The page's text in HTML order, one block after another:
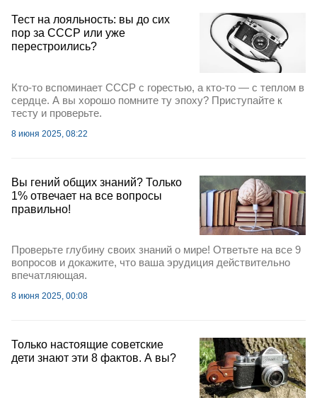
Тест на лояльность: вы до сих
пор за СССР или уже
перестроились?
Кто-то вспоминает СССР с горестью, а кто-то — с теплом в
сердце. А вы хорошо помните ту эпоху? Приступайте к
тесту и проверьте.
8 июня 2025, 08:22
Вы гений общих знаний? Только
1% отвечает на все вопросы
правильно!
Проверьте глубину своих знаний о мире! Ответьте на все 9
вопросов и докажите, что ваша эрудиция действительно
впечатляющая.
8 июня 2025, 00:08
Только настоящие советские
дети знают эти 8 фактов. А вы?